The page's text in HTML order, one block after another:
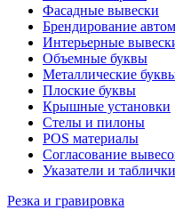
Фасадные вывески
Брендирование
Интерьерные
Объемные буквы
Металлические
Плоские буквы
Крышные установки
Стелы и пилоны
POS материалы
Согласование
Указатели и таблички
Резка и гравировка